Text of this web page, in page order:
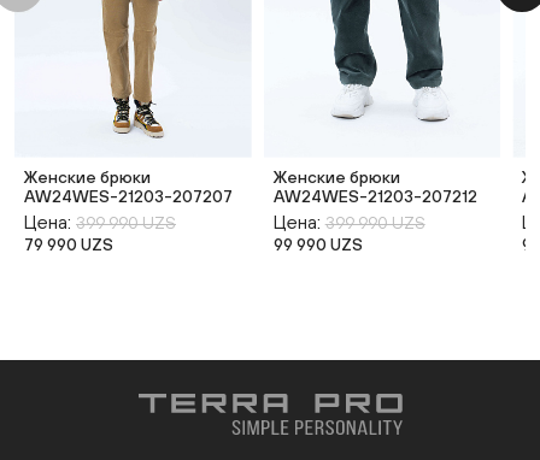
Женские брюки
AW24WES-21203-207207
Цена: 399 990 UZS
79 990 UZS
Женские брюки
AW24WES-21203-207212
Цена: 399 990 UZS
99 990 UZS